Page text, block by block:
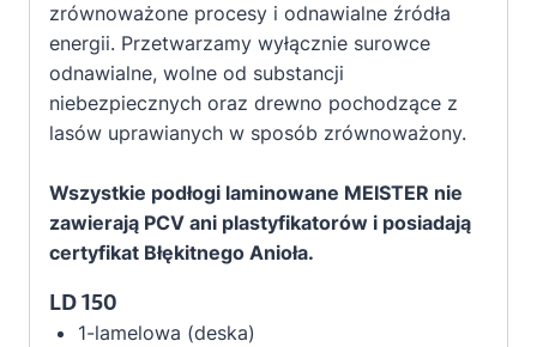
zrównoważone procesy i odnawialne źródła
energii. Przetwarzamy wyłącznie surowce
odnawialne, wolne od substancji
niebezpiecznych oraz drewno pochodzące z
lasów uprawianych w sposób zrównoważony.
Wszystkie podłogi laminowane MEISTER nie
zawierają PCV ani plastyfikatorów i posiadają
certyfikat Błękitnego Anioła.
LD 150
1-lamelowa (deska)